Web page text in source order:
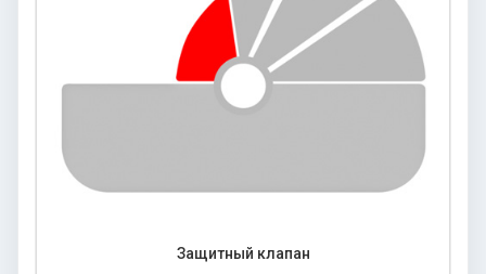
Защитный клапан